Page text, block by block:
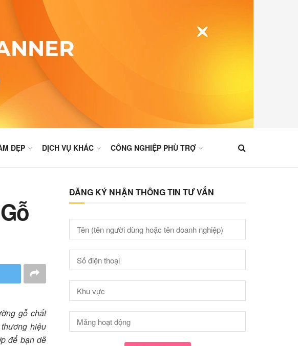
ĐẸP DỊCH VỤ KHÁC CÔNG NGHIỆP PHÙ TRỢ
gỗ chất
hiệu
để bạn dễ
ĐĂNG KÝ NHẬN THÔNG TIN TƯ VẤN